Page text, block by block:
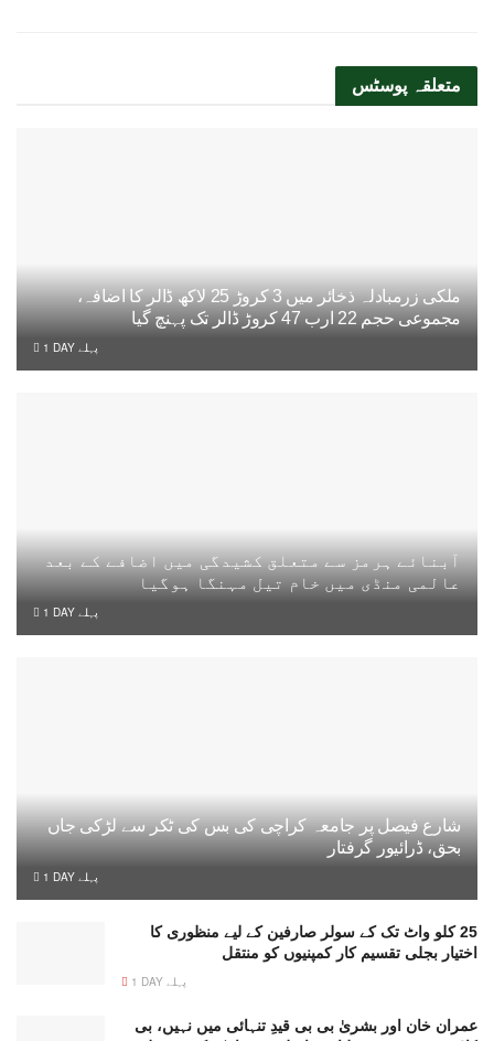
متعلقہ پوسٹس
ملکی زرمبادلہ ذخائر میں 3 کروڑ 25 لاکھ ڈالر کا اضافہ،
مجموعی حجم 22 ارب 47 کروڑ ڈالر تک پہنچ گیا
1 DAY پہلے
آبنائے ہرمز سے متعلق کشیدگی میں اضافے کے بعد
عالمی منڈی میں خام تیل مہنگا ہوگیا
1 DAY پہلے
شارع فیصل پر جامعہ کراچی کی بس کی ٹکر سے لڑکی جاں
بحق، ڈرائیور گرفتار
1 DAY پہلے
25 کلو واٹ تک کے سولر صارفین کے لیے منظوری کا
اختیار بجلی تقسیم کار کمپنیوں کو منتقل
1 DAY پہلے
عمران خان اور بشریٰ بی بی قیدِ تنہائی میں نہیں، بی